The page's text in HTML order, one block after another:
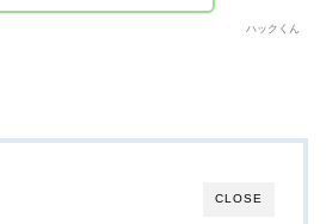
ハックくん
CLOSE